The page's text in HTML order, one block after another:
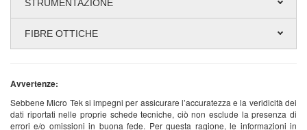
STRUMENTAZIONE
FIBRE OTTICHE
Avvertenze:
Sebbene Micro Tek si impegni per assicurare l’accuratezza e la veridicità dei
dati riportati nelle proprie schede tecniche, ciò non esclude la presenza di
errori e/o omissioni in buona fede. Per questa ragione, le informazioni in